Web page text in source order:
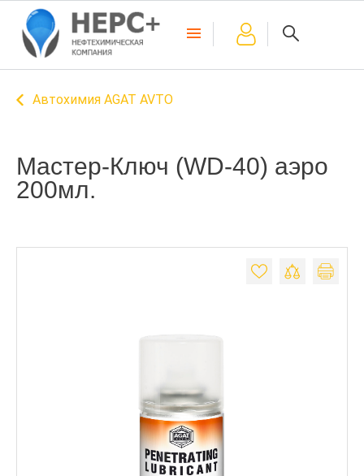
Автохимия AGAT AVTO
Мастер-Ключ (WD-40) аэро
200мл.